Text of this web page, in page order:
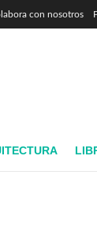
con nosotros